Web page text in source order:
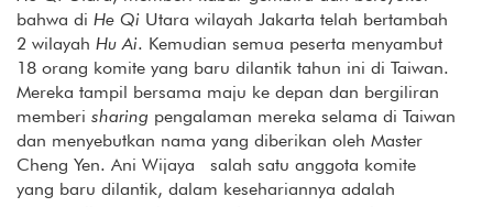
bahwa di He Qi Utara wilayah Jakarta telah bertambah
2 wilayah Hu Ai. Kemudian semua peserta menyambut
18 orang komite yang baru dilantik tahun ini di Taiwan.
Mereka tampil bersama maju ke depan dan bergiliran
memberi sharing pengalaman mereka selama di Taiwan
dan menyebutkan nama yang diberikan oleh Master
Cheng Yen. Ani Wijaya salah satu anggota komite
yang baru dilantik, dalam kesehariannya adalah